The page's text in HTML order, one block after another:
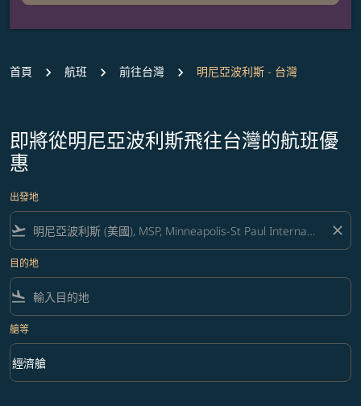
首頁 航班 前往台灣 明尼亞波利斯 - 台灣
即將從明尼亞波利斯飛往台灣的航班優
惠
出發地
flight_takeoff close
目的地
flight_land
艙等
艙等 option 經濟艙 Selected
經濟艙
keyboard_arrow_down